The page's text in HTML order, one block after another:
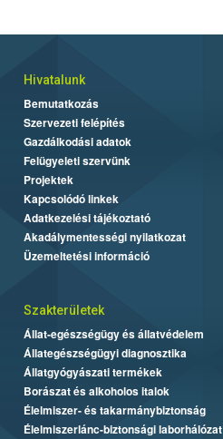
Hivatalunk
Bemutatkozás
Szervezeti felépítés
Gazdálkodási adatok
Felügyeleti szervünk
Projektek
Kapcsolódó linkek
Adatkezelési tájékoztató
Akadálymentességi nyilatkozat
Üzemeltetési információ
Szakterületek
Állat-egészségügy és állatvédelem
Állategészségügyi diagnosztika
Állatgyógyászati termékek
Borászat és alkoholos italok
Élelmiszer- és takarmánybiztonság
Élelmiszerlánc-biztonsági laborhálózat